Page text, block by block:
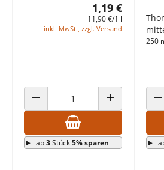
1,19 €
11,90 €/1 l
inkl. MwSt., zzgl. Versand
ANZAHL VERRINGERN ANZAHL
ab3Stück5% sparen
250